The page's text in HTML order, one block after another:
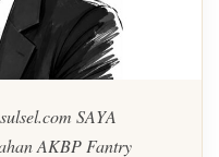
SAYA
AKBP Fantry